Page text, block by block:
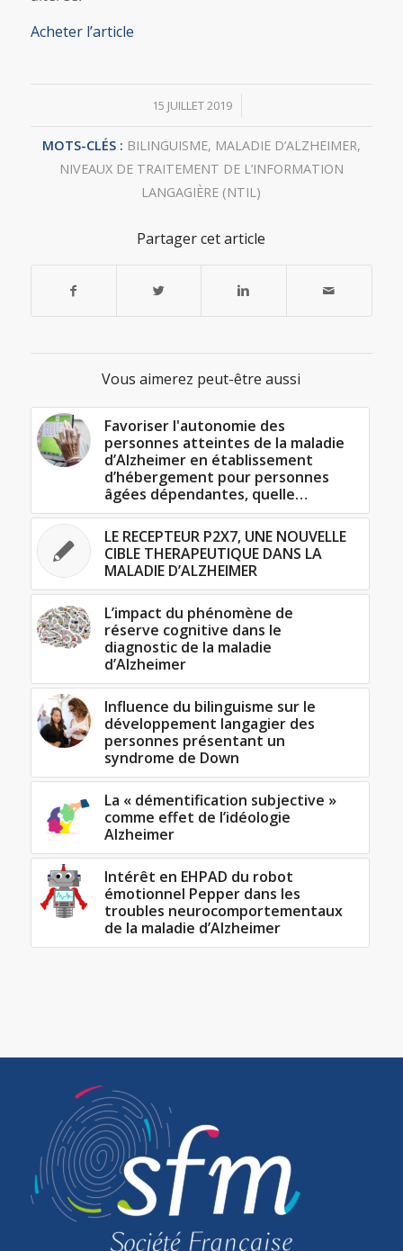
Acheter l’article
15 JUILLET 2019
/
MOTS-CLÉS : BILINGUISME, MALADIE D’ALZHEIMER,
NIVEAUX DE TRAITEMENT DE L’INFORMATION
LANGAGIÈRE (NTIL)
Partager cet article
Vous aimerez peut-être aussi
Favoriser l'autonomie des
personnes atteintes de la maladie
d’Alzheimer en établissement
d’hébergement pour personnes
âgées dépendantes, quelle…
LE RECEPTEUR P2X7, UNE NOUVELLE
CIBLE THERAPEUTIQUE DANS LA
MALADIE D’ALZHEIMER
L’impact du phénomène de
réserve cognitive dans le
diagnostic de la maladie
d’Alzheimer
Influence du bilinguisme sur le
développement langagier des
personnes présentant un
syndrome de Down
La « démentification subjective »
comme effet de l’idéologie
Alzheimer
Intérêt en EHPAD du robot
émotionnel Pepper dans les
troubles neurocomportementaux
de la maladie d’Alzheimer